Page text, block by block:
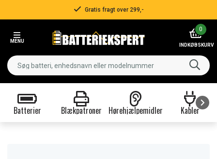
Gratis fragt over 299,-
MENU
0
INDKØBSKURV
Batterier Blækpatroner Hørehjælpemidler Kabler